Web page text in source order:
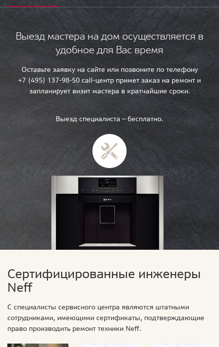
Выезд мастера на дом осуществляется в
удобное для Вас время
Оставьте заявку на сайте или позвоните по телефону
+7 (495) 137-98-50 call-центр примет заказ на ремонт и
запланирует визит мастера в кратчайшие сроки.
Выезд специалиста — бесплатно.
Сертифицированные инженеры
Neff
С специалисты сервисного центра являются штатными
сотрудниками, имеющими сертификаты, подтверждающие
право производить ремонт техники Neff.